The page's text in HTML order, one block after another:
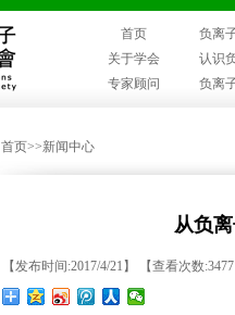
首页
负离
关于学会
认识
专家顾问
负离
首页>>新闻中心
从负
【发布时间:2017/4/21】 【查看次数